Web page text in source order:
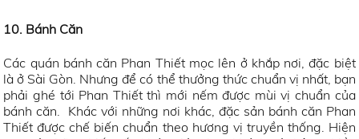
10. Bánh Căn
Các quán bánh căn Phan Thiết mọc lên ở khắp nơi, đặc biệt
là ở Sài Gòn. Nhưng để có thể thưởng thức chuẩn vị nhất, bạn
phải ghé tới Phan Thiết thì mới nếm được mùi vị chuẩn của
bánh căn. Khác với những nơi khác, đặc sản bánh căn Phan
Thiết được chế biến chuẩn theo hương vị truyền thống. Hiện